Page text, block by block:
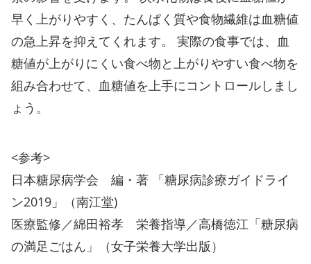
早く上がりやすく、たんぱく質や食物繊維は血糖値
の急上昇を抑えてくれます。 実際の食事では、血
糖値が上がりにくい食べ物と上がりやすい食べ物を
組み合わせて、血糖値を上手にコントロールしまし
ょう。
<参考>
日本糖尿病学会 編・著 「糖尿病診療ガイドライ
ン2019」（南江堂)
医療監修／綿田裕孝 栄養指導／高橋徳江「糖尿病
の満足ごはん」（女子栄養大学出版）